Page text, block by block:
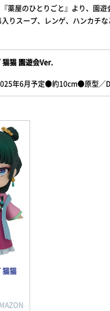
薬屋のひとりごと』より、園遊
りスープ、レンゲ、ハンカチな
猫 園遊会Ver.
年6月予定●約10cm●原型／
猫猫